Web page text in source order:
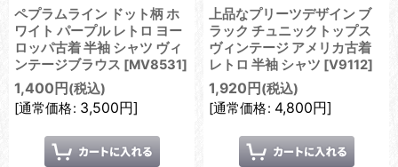
ペプラムライン ドット柄 ホ
ワイト パープル レトロ ヨー
ロッパ古着 半袖 シャツ ヴィ
ンテージブラウス [MV8531]
1,400 円 (税込)
[通常価格: 3,500円]
上品なプリーツデザイン ブ
ラック チュニックトップス
ヴィンテージ アメリカ古着
レトロ 半袖 シャツ [V9112]
1,920 円 (税込)
[通常価格: 4,800円]